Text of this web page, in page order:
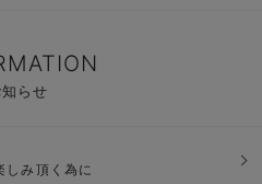
知らせ
しみ頂く為に